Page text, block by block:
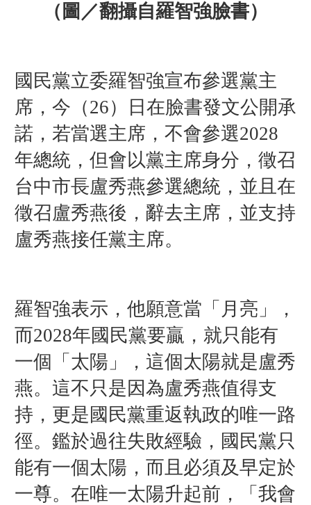
（圖／翻攝自羅智強臉書）
國民黨立委羅智強宣布參選黨主
席，今（26）日在臉書發文公開承
諾， 若當選主席，不會參選2028
年總統，但會以黨主席身分，徵召
台中市長盧秀燕參選總統，並且在
徵召盧秀燕後，辭去主席，並支持
盧秀燕接任黨主席。
羅智強表示，他願意當「月亮」，
而2028年國民黨要贏，就只能有
一個「太陽」，這個太陽就是盧秀
燕。 這不只是因為盧秀燕值得支
持，更是國民黨重返執政的唯一路
徑。鑑於過往失敗經驗，國民黨只
能有一個太陽，而且必須及早定於
一尊。在唯一太陽升起前，「我會